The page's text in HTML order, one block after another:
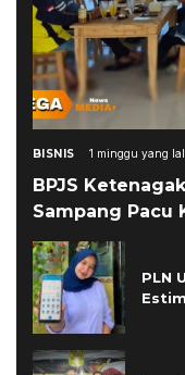
BISNIS 1 minggu yang
BPJS
Sampang Pacu
PLN